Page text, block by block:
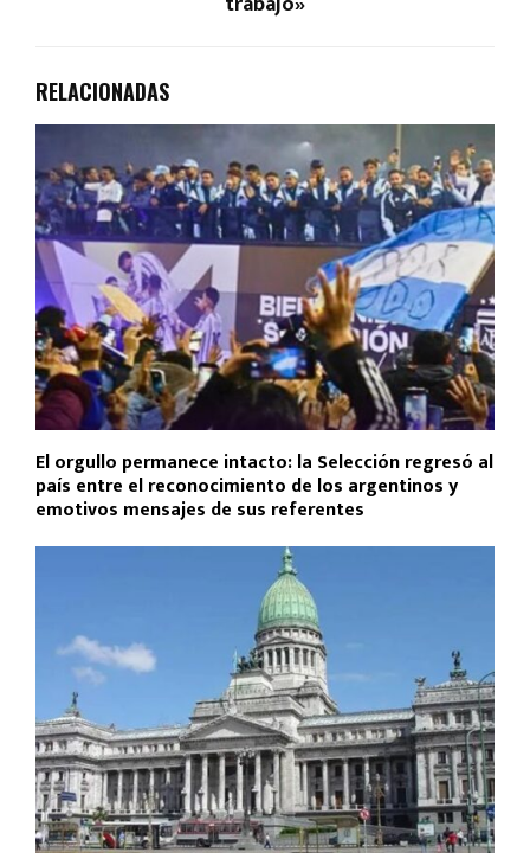
RELACIONADAS
El orgullo permanece intacto: la Selección regresó al
país entre el reconocimiento de los argentinos y
emotivos mensajes de sus referentes